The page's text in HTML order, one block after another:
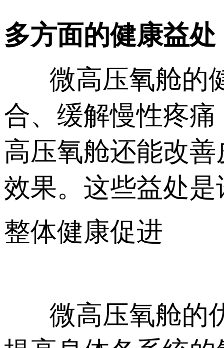
多方面的健康益处
微高压氧舱的健
合、缓解慢性疼
高压氧舱还能改
效果。这些益处
整体健康促进
微高压氧舱的优